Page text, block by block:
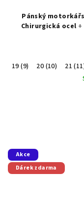
Pánský
Chirurgická ocel
19 (9) 20 (10)
21
Akce
Dárek zdarma